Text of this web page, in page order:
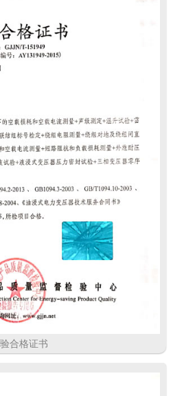
合格证书